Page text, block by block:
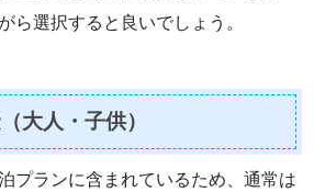
ら選択すると良いでしょう。
大人・子供）
プランに含まれているため、通常は